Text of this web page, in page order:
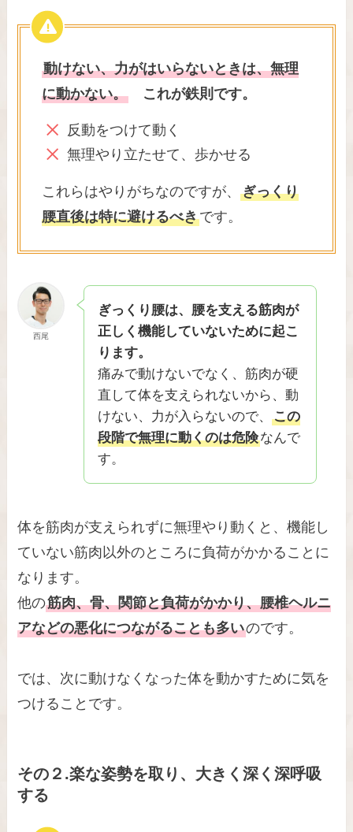
動けない、力がはいらないときは、無理
に動かない。
これが鉄則です。
反動をつけて動く
無理やり立たせて、歩かせる
これらはやりがちなのですが、ぎっくり
腰直後は特に避けるべきです。
西尾
ぎっくり腰は、腰を支える筋肉が
正しく機能していないために起こ
ります。
痛みで動けないでなく、筋肉が硬
直して体を支えられないから、動
けない、力が入らないので、この
段階で無理に動くのは危険なんで
す。
体を筋肉が支えられずに無理やり動くと、機能し
ていない筋肉以外のところに負荷がかかることに
なります。
他の筋肉、骨、関節と負荷がかかり、腰椎ヘルニ
アなどの悪化につながることも多いのです。
では、次に動けなくなった体を動かすために気を
つけることです。
その２.楽な姿勢を取り、大きく深く深呼吸
する